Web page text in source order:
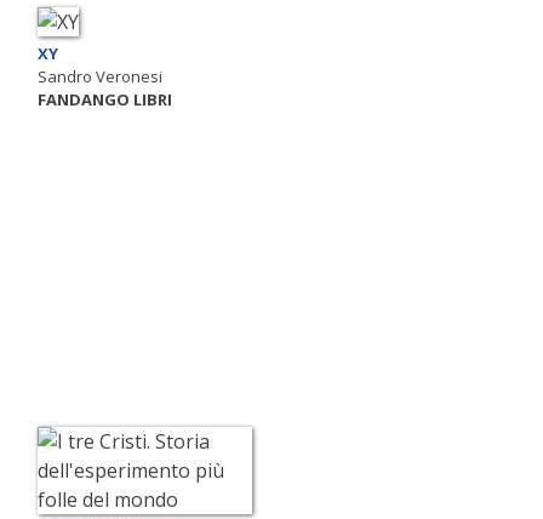
XY
Sandro Veronesi
FANDANGO LIBRI